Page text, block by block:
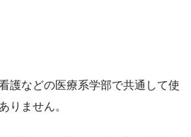
護などの医療系学部で共通して使
りません。